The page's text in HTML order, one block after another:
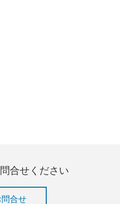
合せください
問合せ